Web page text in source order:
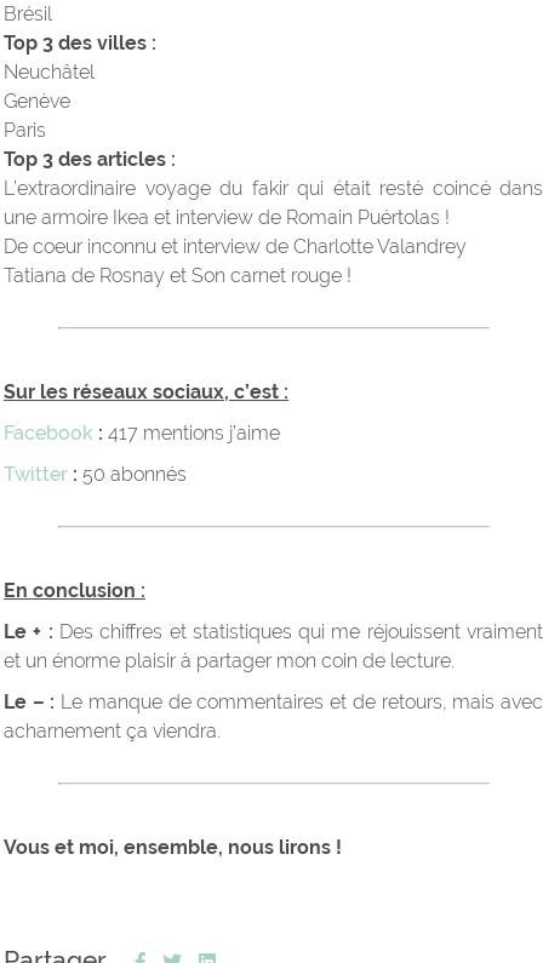
Brésil
Top 3 des villes :
Neuchâtel
Genève
Paris
Top 3 des articles :
L’extraordinaire voyage du fakir qui était resté coincé dans
une armoire Ikea et interview de Romain Puértolas !
De coeur inconnu et interview de Charlotte Valandrey
Tatiana de Rosnay et Son carnet rouge !
Sur les réseaux sociaux, c’est :
Facebook : 417 mentions j’aime
Twitter : 50 abonnés
En conclusion :
Le + : Des chiffres et statistiques qui me réjouissent vraiment
et un énorme plaisir à partager mon coin de lecture.
Le – : Le manque de commentaires et de retours, mais avec
acharnement ça viendra.
Vous et moi, ensemble, nous lirons !